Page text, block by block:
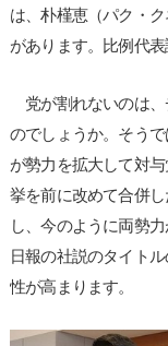
は、朴槿恵（パク・
があります。比例代
党が割れないのは、
のでしょうか。そう
が勢力を拡大して対
挙を前に改めて合併
し、今のように両勢
日報の社説のタイト
性が高まります。